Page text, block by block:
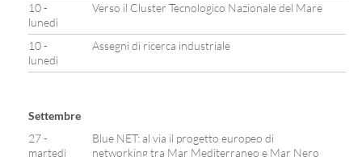
10 -
lunedì
Verso il Cluster Tecnologico Nazionale del Mare
10 -
lunedì
Assegni di ricerca industriale
Settembre
27 -
martedì
Blue NET: al via il progetto europeo di
networking tra Mar Mediterraneo e Mar Nero